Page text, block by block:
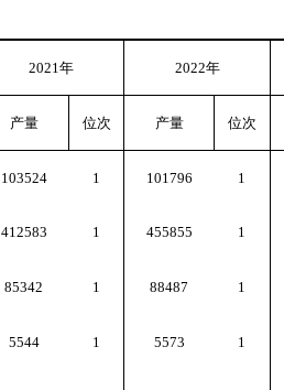
2021年 2022年
产量 位次 产量 位次
103524 1 101796 1
412583 1 455855 1
85342 1 88487 1
5544 1 5573 1